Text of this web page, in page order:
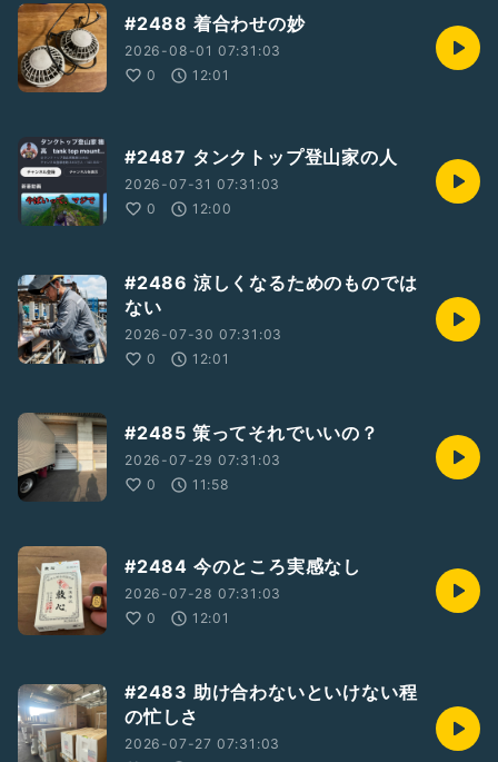
#2488 着合わせの妙
2026-08-01 07:31:03
0
12:01
#2487 タンクトップ登山家の人
2026-07-31 07:31:03
0
12:00
#2486 涼しくなるためのものでは
ない
2026-07-30 07:31:03
0
12:01
#2485 策ってそれでいいの？
2026-07-29 07:31:03
0
11:58
#2484 今のところ実感なし
2026-07-28 07:31:03
0
12:01
#2483 助け合わないといけない程
の忙しさ
2026-07-27 07:31:03